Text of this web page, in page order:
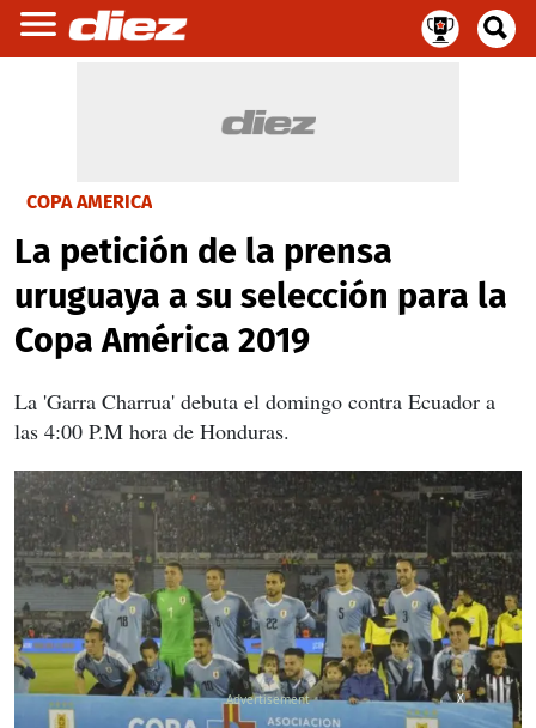
COPA AMERICA
La petición de la prensa
uruguaya a su selección para la
Copa América 2019
La 'Garra Charrua' debuta el domingo contra Ecuador a
las 4:00 P.M hora de Honduras.
X